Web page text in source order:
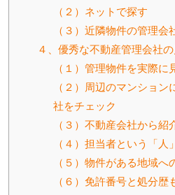
（２）ネットで探す
（３）近隣物件の管理会
４、優秀な不動産管理会社
（１）管理物件を実際に
（２）周辺のマンショ
社をチェック
（３）不動産会社から
（４）担当者という「人
（５）物件がある地域へ
（６）免許番号と処分歴